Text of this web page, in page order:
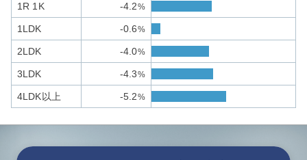
1R 1K -4.2%
1LDK -0.6%
2LDK -4.0%
3LDK -4.3%
4LDK以上 -5.2%